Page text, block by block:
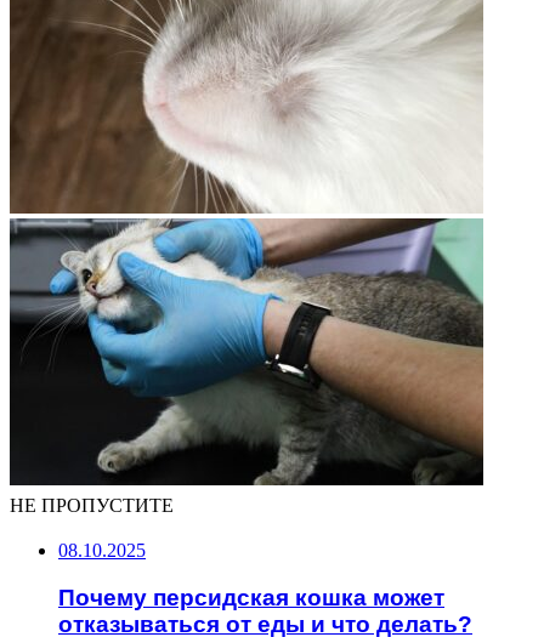
НЕ ПРОПУСТИТЕ
08.10.2025
Почему персидская кошка может
отказываться от еды и что делать?